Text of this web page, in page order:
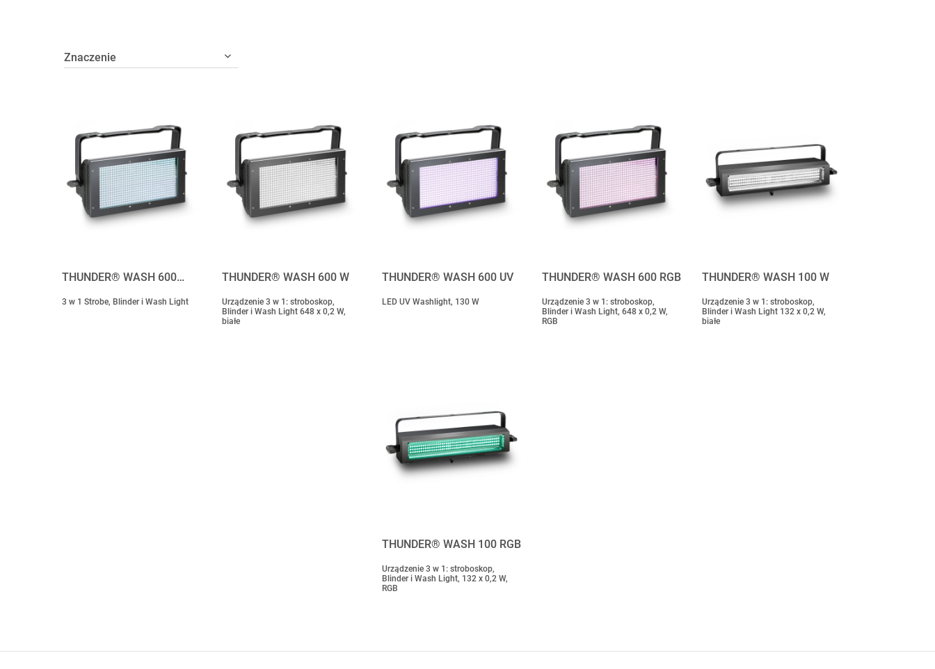
THUNDER® WASH 600…
3 w 1 Strobe, Blinder i Wash Light
THUNDER® WASH 600 W
Urządzenie 3 w 1: stroboskop,
Blinder i Wash Light 648 x 0,2 W,
białe
THUNDER® WASH 600 UV
LED UV Washlight, 130 W
THUNDER® WASH 600 RGB
Urządzenie 3 w 1: stroboskop,
Blinder i Wash Light, 648 x 0,2 W,
RGB
THUNDER® WASH 100 W
Urządzenie 3 w 1: stroboskop,
Blinder i Wash Light 132 x 0,2 W,
białe
THUNDER® WASH 100 RGB
Urządzenie 3 w 1: stroboskop,
Blinder i Wash Light, 132 x 0,2 W,
RGB